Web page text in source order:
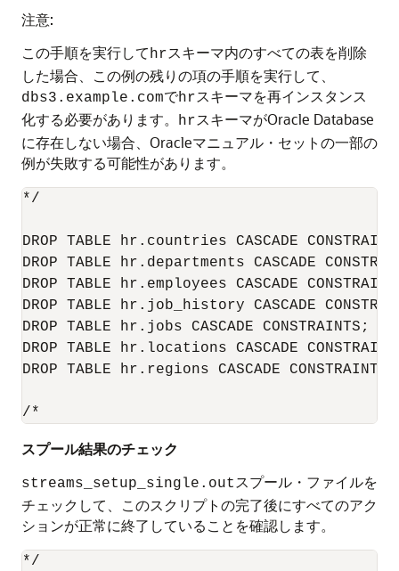
注意:
この手順を実行してhrスキーマ内のすべての表を削除
した場合、この例の残りの項の手順を実行して、
dbs3.example.comでhrスキーマを再インスタンス
化する必要があります。
hrスキーマがOracle Database
に存在しない場合、Oracleマニュアル・セットの一部の
例が失敗する可能性があります。
*/
DROP TABLE hr.countries CASCADE
DROP TABLE hr.departments CASCADE
DROP TABLE hr.employees CASCADE
DROP TABLE hr.job_history CASCADE
DROP TABLE hr.jobs CASCADE CONSTRAINTS;
DROP TABLE hr.locations CASCADE
DROP TABLE hr.regions CASCADE CONSTRAINTS;
/*
スプール結果のチェック
streams_setup_single.outスプール・ファイルを
チェックして、このスクリプトの完了後にすべてのアク
ションが正常に終了していることを確認します。
*/